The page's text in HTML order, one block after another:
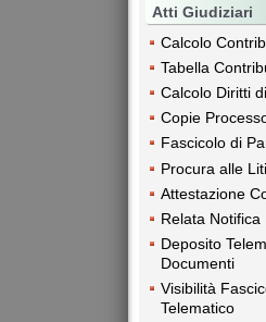
Atti Giudiziari
Calcolo
Tabella
Calcolo Diritti
Copie
Fascicolo di
Procura alle Liti
Attestazione
Relata Notifica
Deposito
Documenti
Visibilità
Telematico